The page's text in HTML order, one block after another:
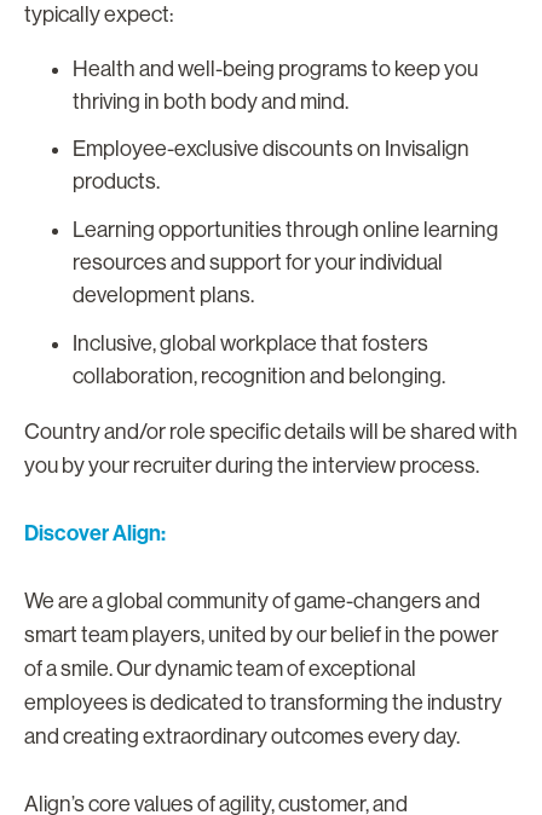
typically expect:
Health and well-being programs to keep you
thriving in both body and mind.
Employee-exclusive discounts on Invisalign
products.
Learning opportunities through online learning
resources and support for your individual
development plans.
Inclusive, global workplace that fosters
collaboration, recognition and belonging.
Country and/or role specific details will be shared with
you by your recruiter during the interview process.
Discover Align:
We are a global community of game-changers and
smart team players, united by our belief in the power
of a smile. Our dynamic team of exceptional
employees is dedicated to transforming the industry
and creating extraordinary outcomes every day.
Align’s core values of agility, customer, and